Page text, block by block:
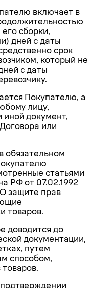
включает в
сборки,
дней с даты
срок
который не
с даты
Покупателю, а
лицу,
документ,
или
обязательном
статьями
РФ от 07.02.1992
защите прав
товаров.
доводится до
документации,
путем
способом,